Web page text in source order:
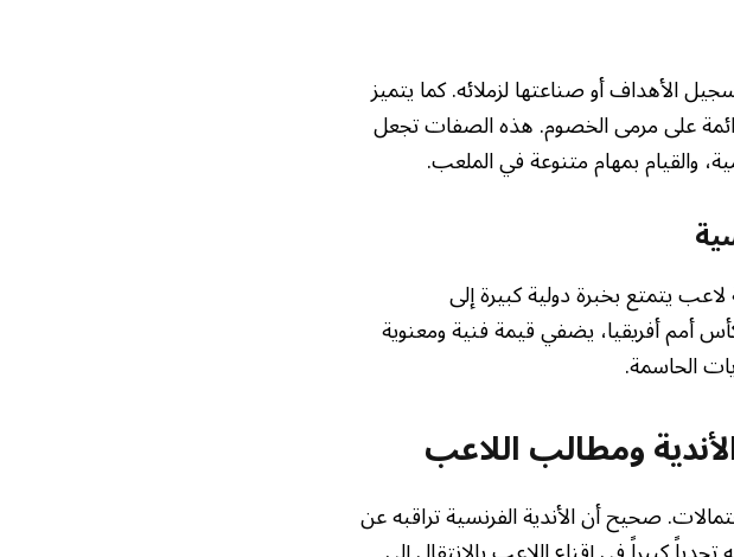
الأهداف أو صناعتها لزملائه. كما يتميز
على مرمى الخصوم. هذه الصفات تجعل
والقيام بمهام متنوعة في الملعب.
يتمتع بخبرة دولية كبيرة إلى
أمم أفريقيا، يضفي قيمة فنية ومعنوية
الحاسمة.
ومطالب اللاعب
صحيح أن الأندية الفرنسية تراقبه عن